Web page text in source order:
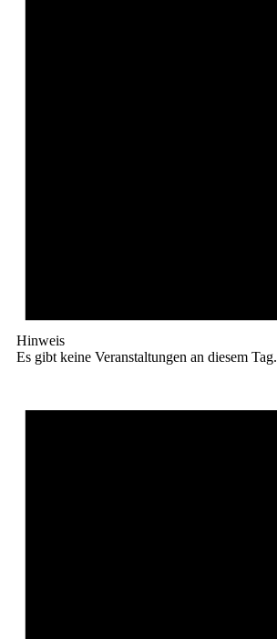
Hinweis
Es gibt keine Veranstaltungen an diesem Tag.